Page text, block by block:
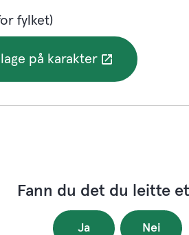
fylket)
på karakter
Fann du det du leitte
Ja Nei